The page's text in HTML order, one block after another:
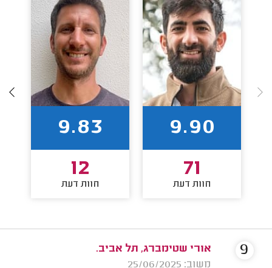
9.90
71
חוות דעת
9.83
12
חוות דעת
אורי שטימברג, תל אביב.
משוב: 25/06/2025
9